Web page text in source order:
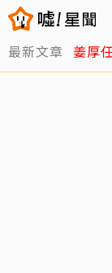
最新文章 姜厚